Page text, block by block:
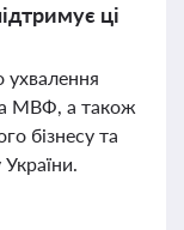
ці
ухвалення
МВФ, а також
бізнесу та